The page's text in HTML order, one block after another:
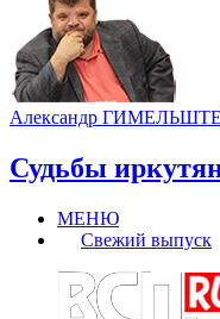
Александр
Судьбы
МЕНЮ
Свежий выпуск